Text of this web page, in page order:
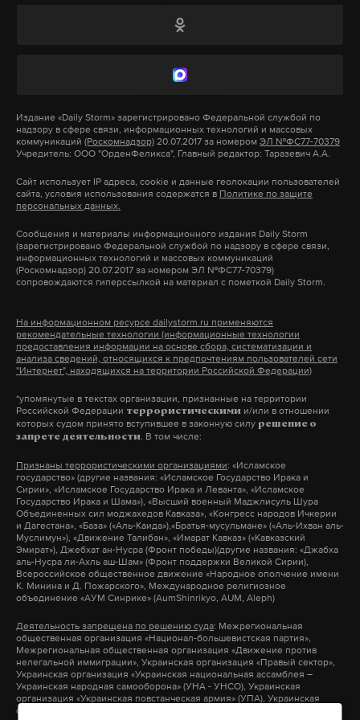
купюры ведется активно, все пожелания граждан
работает над тем, чтобы банкнота была не только
привлекательной.
Набиуллина также уточнила, что на банкноте
может быть размещено не одно изображение, а
несколько, и решение о том, какие символы будут
художники Центробанка.
В 2023 году выпуск обновленной купюры
Причиной стала негативная реакция
общественности на изображение храмового
здания Казанского кремля без креста. Чтобы
учесть различные точки зрения, Банк России
организовал народное онлайн-голосование за
символы для новой банкноты.
Подпишитесь на Daily Storm вMAX. Он
работает там, где тормозит интернет.
А еще мы есть вTelegram,ДзениVK.
Макс Telegram
Дзен VK
# банк россии набиуллина # купюры
Издание «Daily Storm» зарегистрировано Федеральной службой по
надзору в сфере связи, информационных технологий и массовых
коммуникаций (Роскомнадзор) 20.07.2017 за номером ЭЛ №ФС77-70379
Учредитель: ООО "ОрденФеликса", Главный редактор: Таразевич А.А.
Сайт использует IP адреса, cookie и данные геолокации пользователей
сайта, условия использования содержатся в Политике по защите
персональных данных.
Сообщения и материалы информационного издания Daily Storm
(зарегистрировано Федеральной службой по надзору в сфере связи,
информационных технологий и массовых коммуникаций
(Роскомнадзор) 20.07.2017 за номером ЭЛ №ФС77-70379)
сопровождаются гиперссылкой на материал с пометкой Daily Storm.
На информационном ресурсе dailystorm.ru применяются
рекомендательные технологии (информационные технологии
предоставления информации на основе сбора, систематизации и
анализа сведений, относящихся к предпочтениям пользователей сети
"Интернет", находящихся на территории Российской Федерации)
*упомянутые в текстах организации, признанные на территории
Российской Федерации террористическими и/или в отношении
которых судом принято вступившее в законную силу решение о
запрете деятельности. В том числе:
Признаны террористическими организациями: «Исламское
государство» (другие названия: «Исламское Государство Ирака и
Сирии», «Исламское Государство Ирака и Леванта», «Исламское
Государство Ирака и Шама»), «Высший военный Маджлисуль Шура
Объединенных сил моджахедов Кавказа», «Конгресс народов Ичкерии
и Дагестана», «База» («Аль-Каида»),«Братья-мусульмане» («Аль-Ихван аль-
Муслимун»), «Движение Талибан», «Имарат Кавказ» («Кавказский
Эмират»), Джебхат ан-Нусра (Фронт победы)(другие названия: «Джабха
аль-Нусра ли-Ахль аш-Шам» (Фронт поддержки Великой Сирии),
Всероссийское общественное движение «Народное ополчение имени
К. Минина и Д. Пожарского», Международное религиозное
объединение «АУМ Синрике» (AumShinrikyo, AUM, Aleph)
Деятельность запрещена по решению суда: Межрегиональная
общественная организация «Национал-большевистская партия»,
Межрегиональная общественная организация «Движение против
нелегальной иммиграции», Украинская организация «Правый сектор»,
Украинская организация «Украинская национальная ассамблея –
Украинская народная самооборона» (УНА - УНСО), Украинская
организация «Украинская повстанческая армия» (УПА), Украинская
организация «Тризуб им. Степана Бандеры», Украинская организация